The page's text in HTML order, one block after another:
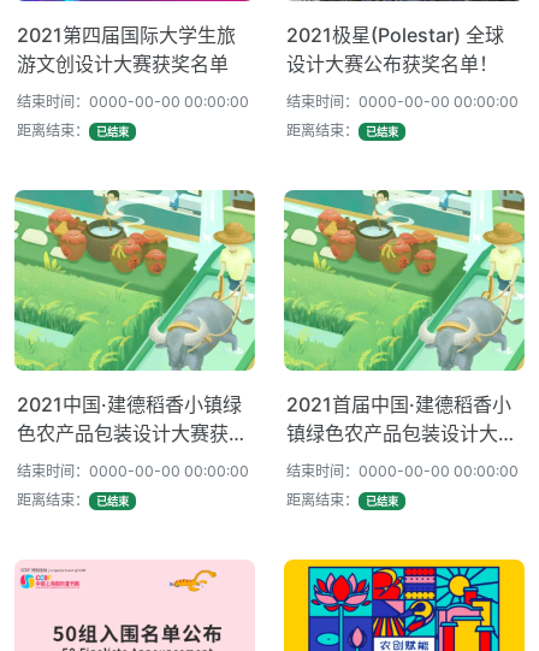
2021第四届国际大学生旅
游文创设计大赛获奖名单
结束时间：0000-00-00 00:00:00
距离结束：
已结束
2021极星(Polestar) 全球
设计大赛公布获奖名单！
结束时间：0000-00-00 00:00:00
距离结束：
已结束
2021中国·建德稻香小镇绿
色农产品包装设计大赛获奖
名单公布！
结束时间：0000-00-00 00:00:00
距离结束：
已结束
2021首届中国·建德稻香小
镇绿色农产品包装设计大赛
决赛入围名单
结束时间：0000-00-00 00:00:00
距离结束：
已结束